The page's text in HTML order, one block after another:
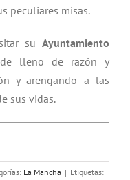
peculiares misas.
su Ayuntamiento
lleno de razón y
y arengando a las
sus vidas.
La Mancha | Etiquetas: